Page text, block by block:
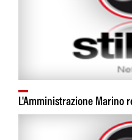
L'Amministrazione Marino